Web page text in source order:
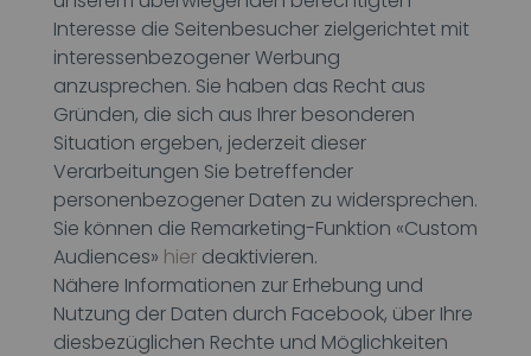
Interesse die Seitenbesucher zielgerichtet mit
interessenbezogener Werbung
anzusprechen. Sie haben das Recht aus
Gründen, die sich aus Ihrer besonderen
Situation ergeben, jederzeit dieser
Verarbeitungen Sie betreffender
personenbezogener Daten zu widersprechen.
Sie können die Remarketing-Funktion «Custom
Audiences» hierdeaktivieren.
Nähere Informationen zur Erhebung und
Nutzung der Daten durch Facebook, über Ihre
diesbezüglichen Rechte und Möglichkeiten